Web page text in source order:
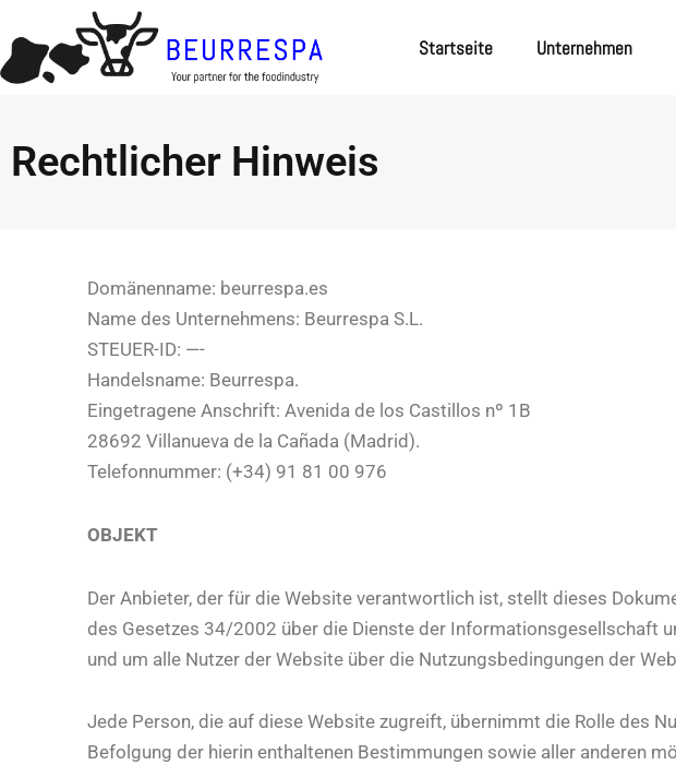
Inhalt
springen
Startseite Unternehmen
Rechtlicher Hinweis
Domänenname: beurrespa.es
Name des Unternehmens: Beurrespa S.L.
STEUER-ID: —-
Handelsname: Beurrespa.
Eingetragene Anschrift: Avenida de los Castillos nº 1B
28692 Villanueva de la Cañada (Madrid).
Telefonnummer: (+34) 91 81 00 976
OBJEKT
Der Anbieter, der für die Website verantwortlich ist, stellt dieses
des Gesetzes 34/2002 über die Dienste der Informationsgesellschaft
und um alle Nutzer der Website über die Nutzungsbedingungen der
Jede Person, die auf diese Website zugreift, übernimmt die Rolle des
Befolgung der hierin enthaltenen Bestimmungen sowie aller anderen